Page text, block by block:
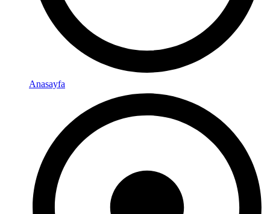
Anasayfa